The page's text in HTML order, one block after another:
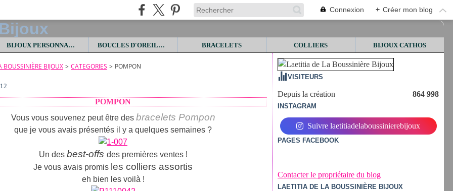
Connexion + Créer mon blog
BIJOUX PERSONNALISES BOUCLES D'OREILLES BRACELETS COLLIERS BIJOUX CATHOS
BOUSSINIÈRE BIJOUX > CATEGORIES > POMPON
POMPON
Vous vous souvenez peut être des bracelets Pompon
que je vous avais présentés il y a quelques semaines ?
Un des best-offs des premières ventes !
Je vous avais promis les colliers assortis
eh bien les voilà !
VISITEURS
Depuis la création 864 998
INSTAGRAM
Suivre laetitiadelaboussinierebijoux
PAGES FACEBOOK
Contacter le propriétaire du blog
LAETITIA DE LA BOUSSINIÈRE BIJOUX